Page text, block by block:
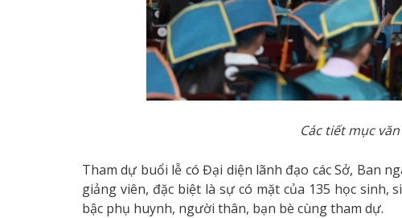
Các tiết mục
Tham dự buổi lễ có Đại diện lãnh đạo các Sở, Ban
giảng viên, đặc biệt là sự có mặt của 135 học sinh,
bậc phụ huynh, người thân, bạn bè cùng tham dự.